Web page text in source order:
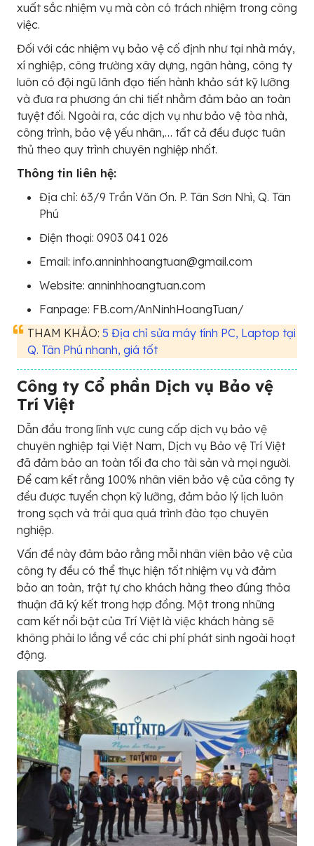
xuất sắc nhiệm vụ mà còn có trách nhiệm trong công
việc.
Đối với các nhiệm vụ bảo vệ cố định như tại nhà máy,
xí nghiệp, công trường xây dựng, ngân hàng, công ty
luôn có đội ngũ lãnh đạo tiến hành khảo sát kỹ lưỡng
và đưa ra phương án chi tiết nhằm đảm bảo an toàn
tuyệt đối. Ngoài ra, các dịch vụ như bảo vệ tòa nhà,
công trình, bảo vệ yếu nhân,… tất cả đều được tuân
thủ theo quy trình chuyên nghiệp nhất.
Thông tin liên hệ:
Địa chỉ: 63/9 Trần Văn Ơn. P. Tân Sơn Nhì, Q. Tân
Phú
Điện thoại: 0903 041 026
Email: info.anninhhoangtuan@gmail.com
Website: anninhhoangtuan.com
Fanpage: FB.com/AnNinhHoangTuan/
THAM KHẢO: 5 Địa chỉ sửa máy tính PC, Laptop tại
Q. Tân Phú nhanh, giá tốt
Công ty Cổ phần Dịch vụ Bảo vệ
Trí Việt
Dẫn đầu trong lĩnh vực cung cấp dịch vụ bảo vệ
chuyên nghiệp tại Việt Nam, Dịch vụ Bảo vệ Trí Việt
đã đảm bảo an toàn tối đa cho tài sản và mọi người.
Để cam kết rằng 100% nhân viên bảo vệ của công ty
đều được tuyển chọn kỹ lưỡng, đảm bảo lý lịch luôn
trong sạch và trải qua quá trình đào tạo chuyên
nghiệp.
Vấn đề này đảm bảo rằng mỗi nhân viên bảo vệ của
công ty đều có thể thực hiện tốt nhiệm vụ và đảm
bảo an toàn, trật tự cho khách hàng theo đúng thỏa
thuận đã ký kết trong hợp đồng. Một trong những
cam kết nổi bật của Trí Việt là việc khách hàng sẽ
không phải lo lắng về các chi phí phát sinh ngoài hoạt
động.